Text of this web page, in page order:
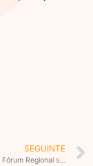
SEGUINTE
INPS participa em Fórum Regional sobre Legislação Laboral e Social